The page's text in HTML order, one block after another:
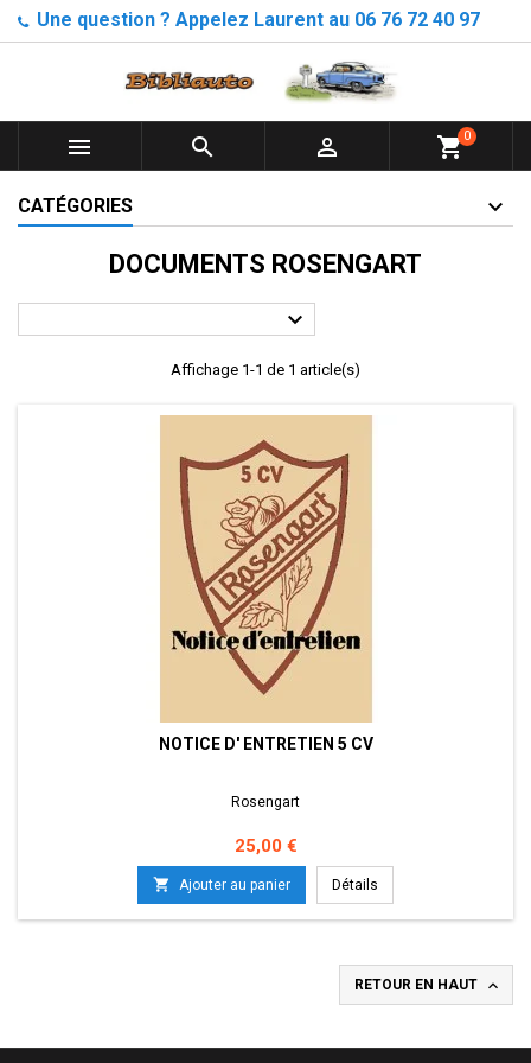
Une question ? Appelez Laurent au 06 76 72 40 97
   shopping_cart0
CATÉGORIES
DOCUMENTS ROSENGART

Affichage 1-1 de 1 article(s)
NOTICE D' ENTRETIEN 5 CV
Rosengart
Prix
25,00 €
 Ajouter au panier Détails
RETOUR EN HAUT 